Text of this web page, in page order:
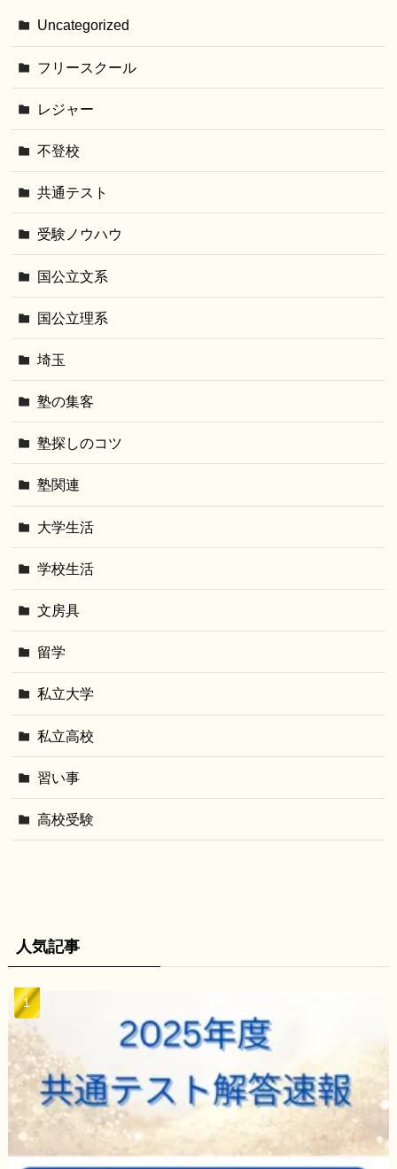
Uncategorized
フリースクール
レジャー
不登校
共通テスト
受験ノウハウ
国公立文系
国公立理系
埼玉
塾の集客
塾探しのコツ
塾関連
大学生活
学校生活
文房具
留学
私立大学
私立高校
習い事
高校受験
人気記事